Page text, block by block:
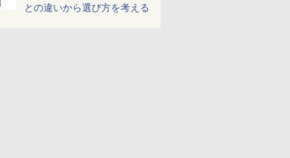
との違いから選び方を考える